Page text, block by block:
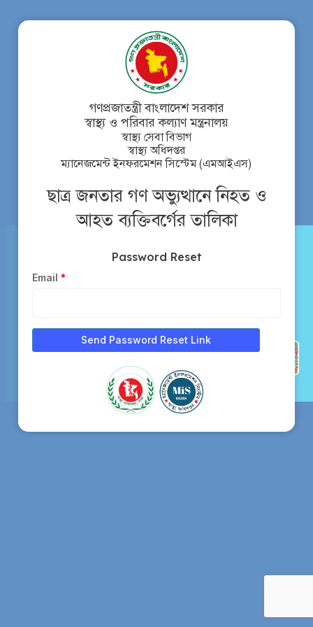
গণপ্রজাতন্ত্রী বাংলাদেশ সরকার
স্বাস্থ্য ও পরিবার কল্যাণ মন্ত্রনালয়
স্বাস্থ্য সেবা বিভাগ
স্বাস্থ্য অধিদপ্তর
ম্যানেজমেন্ট ইনফরমেশন সিস্টেম (এমআইএস)
ছাত্র জনতার গণ অভ্যুত্থানে নিহত ও
আহত ব্যক্তিবর্গের তালিকা
Password Reset
Email
Send Password Reset Link